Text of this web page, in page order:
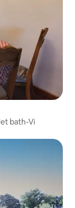
bath-Vi